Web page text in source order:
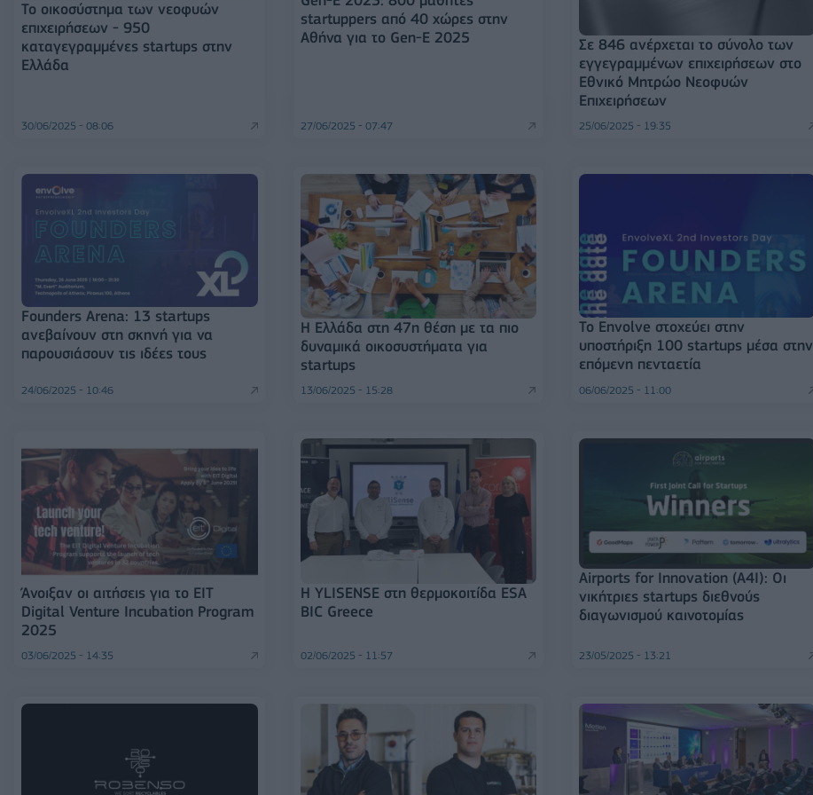
Το οικοσύστημα των νεοφυών
επιχειρήσεων - 950
καταγεγραμμένες startups στην
Ελλάδα
30/06/2025 - 08:06
startuppers από 40 χώρες στην
Αθήνα για το Gen-E 2025
27/06/2025 - 07:47
Σε 846 ανέρχεται το σύνολο των
εγγεγραμμένων επιχειρήσεων στο
Εθνικό Μητρώο Νεοφυών
Επιχειρήσεων
25/06/2025 - 19:35
Founders Arena: 13 startups
ανεβαίνουν στη σκηνή για να
παρουσιάσουν τις ιδέες τους
24/06/2025 - 10:46
Η Ελλάδα στη 47η θέση με τα πιο
δυναμικά οικοσυστήματα για
startups
13/06/2025 - 15:28
Το Envolve στοχεύει στην
υποστήριξη 100 startups μέσα στην
επόμενη πενταετία
06/06/2025 - 11:00
Άνοιξαν οι αιτήσεις για το EIT
Digital Venture Incubation Program
2025
03/06/2025 - 14:35
H YLISENSE στη θερμοκοιτίδα ESA
BIC Greece
02/06/2025 - 11:57
Airports for Innovation (Α4Ι): Οι
νικήτριες startups διεθνούς
διαγωνισμού καινοτομίας
23/05/2025 - 13:21